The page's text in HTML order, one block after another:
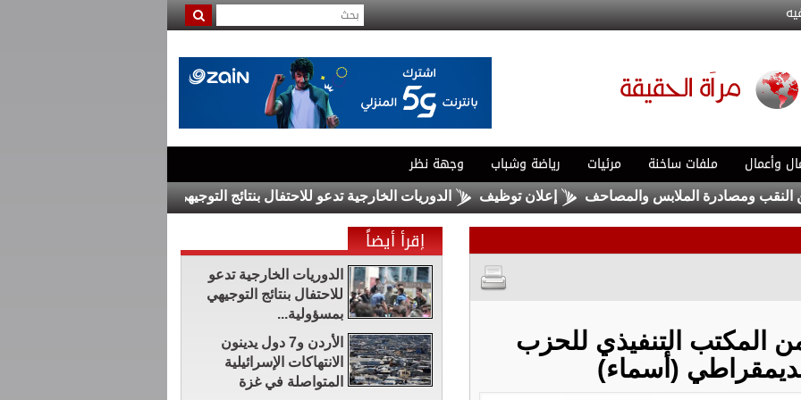
وأعمال ملفات ساخنة مرئيات رياضة وشباب وجهة نظر
ومصادرة الملابس والمصاحف إعلان توظيف الدوريات الخارجية تدعو للاحتفال بنتائج التوجيهي بمسؤولية حفاظا على السلامة العامة
المكتب التنفيذي للحزب
(أسماء)
إقرأ أيضاً
الدوريات الخارجية تدعو
للاحتفال بنتائج التوجيهي
بمسؤولية...
الأردن و7 دول يدينون
الانتهاكات الإسرائيلية
المتواصلة في غزة